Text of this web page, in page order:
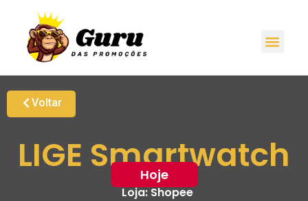
Voltar
LIGE Smartwatch
Hoje
Loja:Shopee